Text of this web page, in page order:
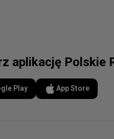
aplikację Polskie
Play App Store